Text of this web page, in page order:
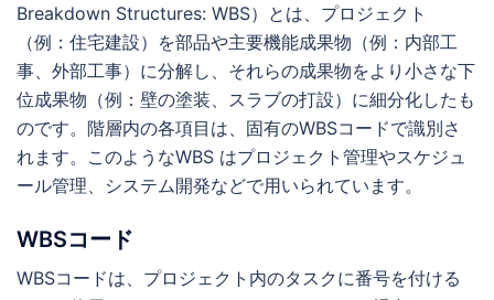
Breakdown Structures: WBS）とは、プロジェクト
（例：住宅建設）を部品や主要機能成果物（例：内部工
事、外部工事）に分解し、それらの成果物をより小さな下
位成果物（例：壁の塗装、スラブの打設）に細分化したも
のです。階層内の各項目は、固有のWBSコードで識別さ
れます。このようなWBS はプロジェクト管理やスケジュ
ール管理、システム開発などで用いられています。
WBSコード
WBSコードは、プロジェクト内のタスクに番号を付ける